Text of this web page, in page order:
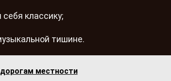
классику;
тишине.
местности